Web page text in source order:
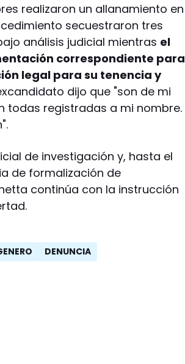
realizaron un allanamiento en
secuestraron tres
análisis judicial mientras el
correspondiente para
legal para su tenencia y
dijo que "son de mi
todas registradas a mi nombre.
de investigación y, hasta el
de formalización de
continúa con la instrucción
DENUNCIA